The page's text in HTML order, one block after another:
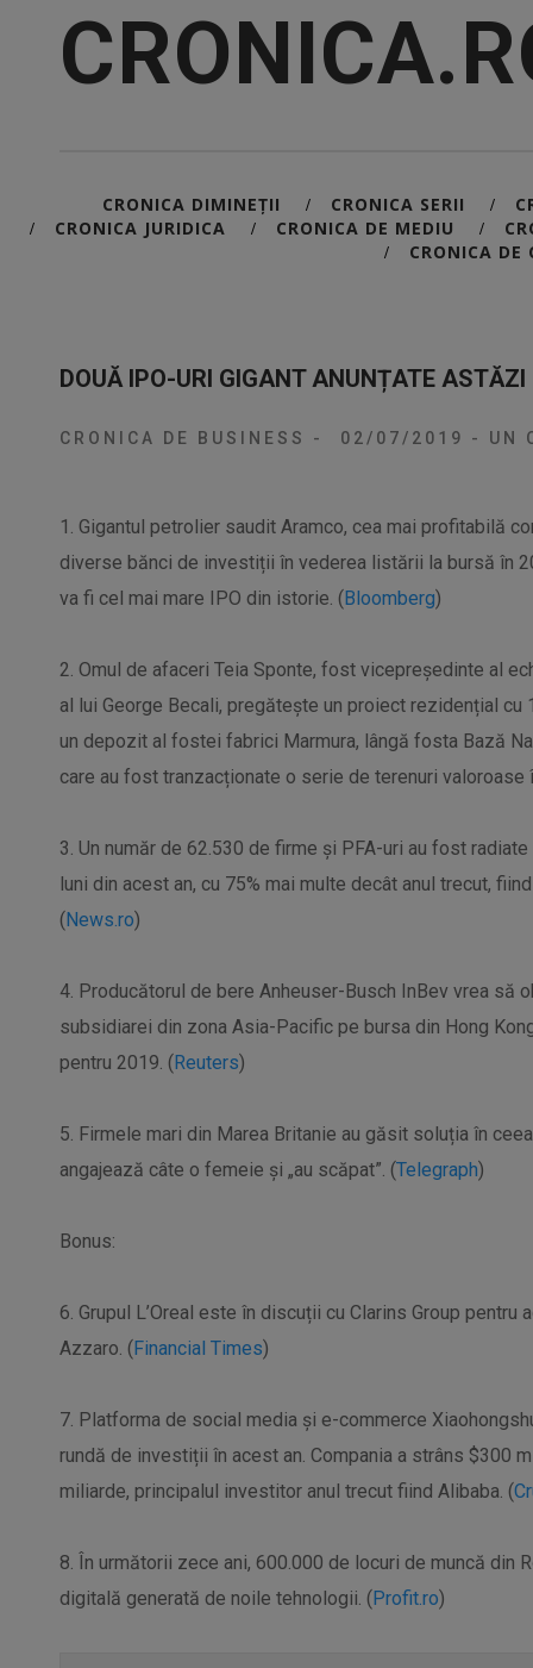
CRONICA DIMINEȚII / CRONICA SERII /
/ CRONICA JURIDICA / CRONICA DE MEDIU /
/ CRONICA DE
DOUĂ IPO-URI GIGANT ANUNȚATE
CRONICA DE BUSINESS - 02/07/2019 - UN
1. Gigantul petrolier saudit Aramco, cea mai profitabilă
diverse bănci de investiții în vederea listării la bursă în
va fi cel mai mare IPO din istorie. (Bloomberg)
2. Omul de afaceri Teia Sponte, fost vicepreședinte al
al lui George Becali, pregătește un proiect rezidențial
un depozit al fostei fabrici Marmura, lângă fosta Bază
care au fost tranzacționate o serie de terenuri valoroase
3. Un număr de 62.530 de firme şi PFA-uri au fost
luni din acest an, cu 75% mai multe decât anul trecut,
(News.ro)
4. Producătorul de bere Anheuser-Busch InBev vrea să
subsidiarei din zona Asia-Pacific pe bursa din Hong
pentru 2019. (Reuters)
5. Firmele mari din Marea Britanie au găsit soluția în
angajează câte o femeie și „au scăpat”. (Telegraph)
Bonus:
6. Grupul L’Oreal este în discuții cu Clarins Group
Azzaro. (Financial Times)
7. Platforma de social media și e-commerce
rundă de investiții în acest an. Compania a strâns $300
miliarde, principalul investitor anul trecut fiind Alibaba. (
8. În următorii zece ani, 600.000 de locuri de muncă din
digitală generată de noile tehnologii. (Profit.ro)